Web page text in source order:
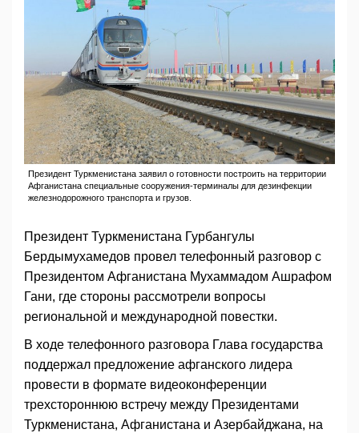
Президент Туркменистана заявил о готовности построить на территории
Афганистана специальные сооружения-терминалы для дезинфекции
железнодорожного транспорта и грузов.
Президент Туркменистана Гурбангулы
Бердымухамедов провел телефонный разговор с
Президентом Афганистана Мухаммадом Ашрафом
Гани, где стороны рассмотрели вопросы
региональной и международной повестки.
В ходе телефонного разговора Глава государства
поддержал предложение афганского лидера
провести в формате видеоконференции
трехстороннюю встречу между Президентами
Туркменистана, Афганистана и Азербайджана, на